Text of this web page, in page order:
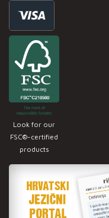
Look for our
FSC®-certified
products